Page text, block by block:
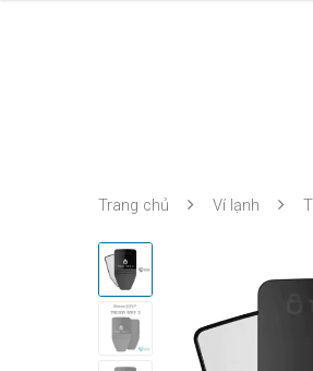
Trang chủ Ví lạnh